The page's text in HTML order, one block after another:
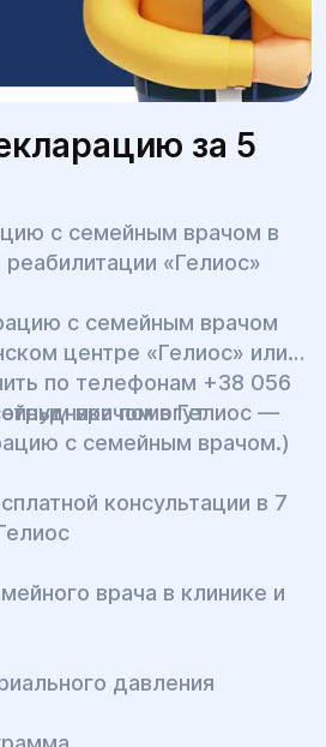
за 5
с семейным врачом в
«Гелиос»
с семейным врачом
центре «Гелиос» или
по телефонам +38 056
помогут
с семейным врачом.)
врачом в Гелиос —
консультации в 7
врача в клинике и
давления